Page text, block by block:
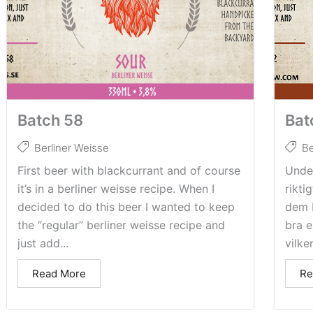
Batch 58
Berliner Weisse
First beer with blackcurrant and of course
it’s in a berliner weisse recipe. When I
decided to do this beer I wanted to keep
the “regular” berliner weisse recipe and
just add...
Read More
dem
bra